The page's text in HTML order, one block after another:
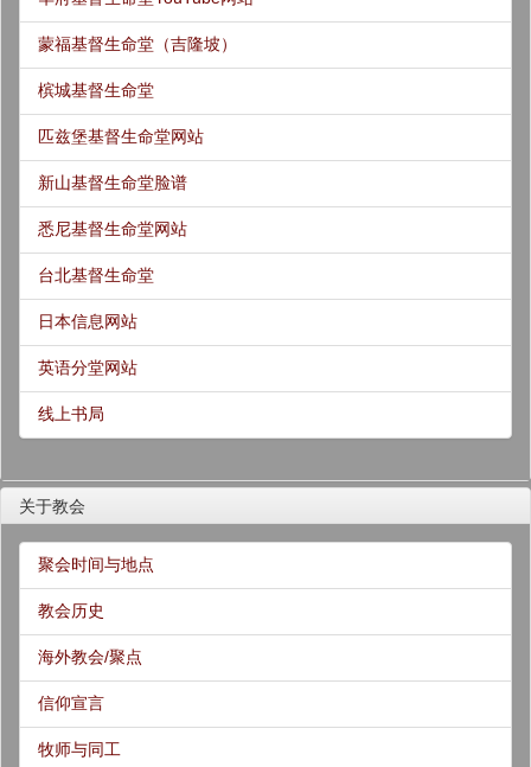
蒙福基督生命堂（吉隆坡）
槟城基督生命堂
匹兹堡基督生命堂网站
新山基督生命堂脸谱
悉尼基督生命堂网站
台北基督生命堂
日本信息网站
英语分堂网站
线上书局
关于教会
聚会时间与地点
教会历史
海外教会/聚点
信仰宣言
牧师与同工